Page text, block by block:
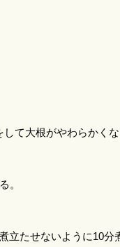
て大根がやわらかくな
。
たせないように10分